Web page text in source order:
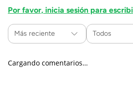
Por favor, inicia sesión para
Más reciente Todos
Cargando comentarios…